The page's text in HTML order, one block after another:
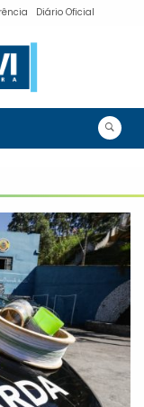
Diário Oficial